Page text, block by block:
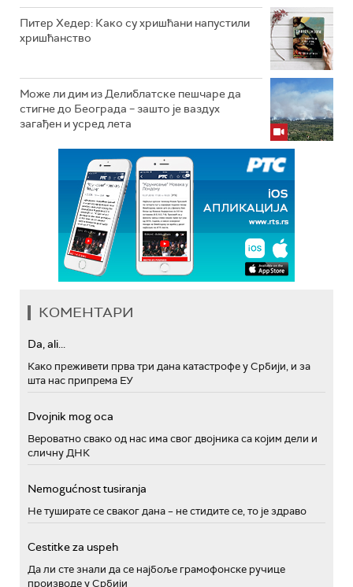
Питер Хедер: Како су хришћани напустили
хришћанство
Може ли дим из Делиблатске пешчаре да
стигне до Београда – зашто је ваздух
загађен и усред лета
КОМЕНТАРИ
Da, ali...
Како преживети прва три дана катастрофе у Србији, и за
шта нас припрема ЕУ
Dvojnik mog oca
Вероватно свако од нас има свог двојника са којим дели и
сличну ДНК
Nemogućnost tusiranja
Не туширате се сваког дана – не стидите се, то је здраво
Cestitke za uspeh
Да ли сте знали да се најбоље грамофонске ручице
производе у Србији